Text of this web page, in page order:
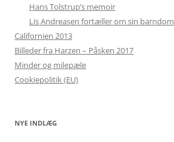
Hans Tolstrup’s memoir
Lis Andreasen fortæller om sin barndom
Californien 2013
Billeder fra Harzen – Påsken 2017
Minder og milepæle
Cookiepolitik (EU)
NYE INDLÆG